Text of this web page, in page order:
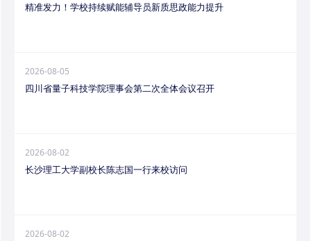
精准发力！学校持续赋能辅导员新质思政能力提升
2026-08-05
四川省量子科技学院理事会第二次全体会议召开
2026-08-02
长沙理工大学副校长陈志国一行来校访问
2026-08-02